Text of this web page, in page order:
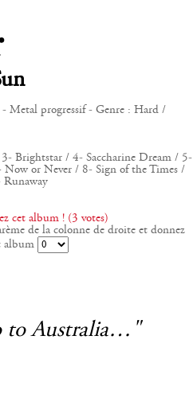
Metal progressif - Genre : Hard /
Brightstar / 4- Saccharine Dream / 5-
or Never / 8- Sign of the Times /
cet album ! (3 votes)
de la colonne de droite et donnez
album
to Australia…"